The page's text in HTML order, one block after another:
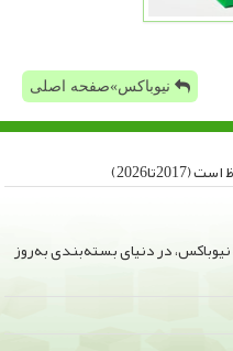
نیوباکس»صفحه اصلی
در دنیای بسته‌بندی به‌روز